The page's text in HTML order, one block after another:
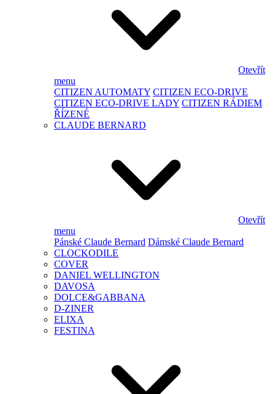
Otevřít
menu
CITIZEN AUTOMATY CITIZEN ECO-DRIVE
CITIZEN ECO-DRIVE LADY CITIZEN RÁDIEM
ŘÍZENÉ
CLAUDE BERNARD
Otevřít
menu
Pánské Claude Bernard Dámské Claude Bernard
CLOCKODILE
COVER
DANIEL WELLINGTON
DAVOSA
DOLCE&GABBANA
D-ZINER
ELIXA
FESTINA